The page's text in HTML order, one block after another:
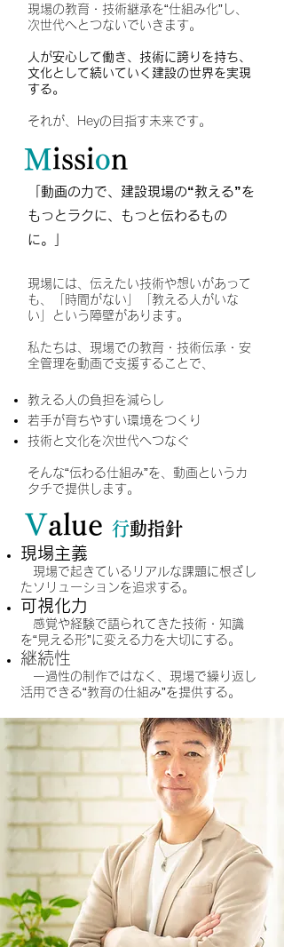
現場の教育・技術継承を“仕組み化”し、
次世代へとつないでいきます。
人が安心して働き、技術に誇りを持ち、
文化として続いていく建設の世界を実現
する。
それが、Heyの目指す未来です。
Mission
「動画の力で、建設現場の“教える”を
もっとラクに、もっと伝わるもの
に。」
現場には、伝えたい技術や想いがあって
も、「時間がない」「教える人がいな
い」という障壁があります。
私たちは、現場での教育・技術伝承・安
全管理を動画で支援することで、
教える人の負担を減らし
若手が育ちやすい環境をつくり
技術と文化を次世代へつなぐ
そんな“伝わる仕組み”を、動画というカ
タチで提供します。
Value 行動指針
現場主義
現場で起きているリアルな課題に根ざし
たソリューションを追求する。
可視化力
感覚や経験で語られてきた技術・知識
を“見える形”に変える力を大切にする。
継続性
一過性の制作ではなく、現場で繰り返し
活用できる“教育の仕組み”を提供する。